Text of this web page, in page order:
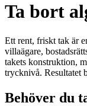
Ta bort
Ett rent, friskt tak är
villaägare,
takets konstruktion,
trycknivå. Resultatet
Behöver du